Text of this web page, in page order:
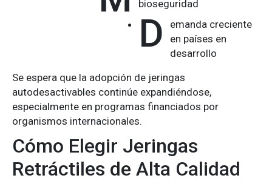
bioseguridad
D
emanda creciente
en países en
desarrollo
Se espera que la adopción de jeringas
autodesactivables continúe expandiéndose,
especialmente en programas financiados por
organismos internacionales.
Cómo Elegir Jeringas
Retráctiles de Alta Calidad